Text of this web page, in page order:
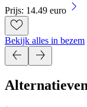
Prijs: 14.49 euro
Bekijk alles in bezem
Alternatieven